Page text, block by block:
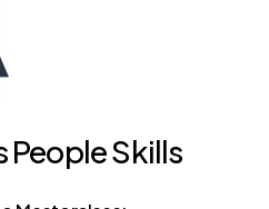
PeopleSkills